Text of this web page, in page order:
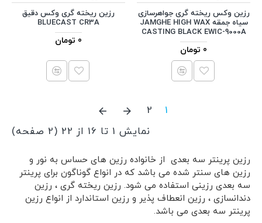
رزین وکس ریخته گری جواهرسازی
سیاه جمقه JAMGHE HIGH WAX
CASTING BLACK EWIC-9000A
0 تومان
رزین ریخته گری وکس دقیق
BLUECAST CR3A
0 تومان
1
2
نمایش 1 تا 16 از 22 (2 صفحه)
رزین پرینتر سه بعدی از خانواده رزین های حساس به نور و
رزین های سنتر شده می باشد که در انواع گوناگون برای پرینتر
سه بعدی رزینی استفاده می شود. رزین ریخته گری ، رزین
دندانسازی ، رزین انعطاف پذیر و رزین استاندارد از انواع رزین
پرینتر سه بعدی می باشد.